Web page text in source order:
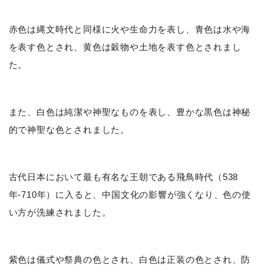
赤色は縄文時代と同様に火や生命力を表し、青色は水や海
を表す色とされ、黄色は穀物や土地を表す色とされまし
た。
また、白色は純潔や神聖なものを表し、豊かな黒色は神秘
的で神聖な色とされました。
古代日本において最も有名な王朝である飛鳥時代（538
年-710年）に入ると、中国文化の影響が強くなり、色の使
い方が洗練されました。
紫色は儀式や祭典の色とされ、白色は正装の色とされ、防